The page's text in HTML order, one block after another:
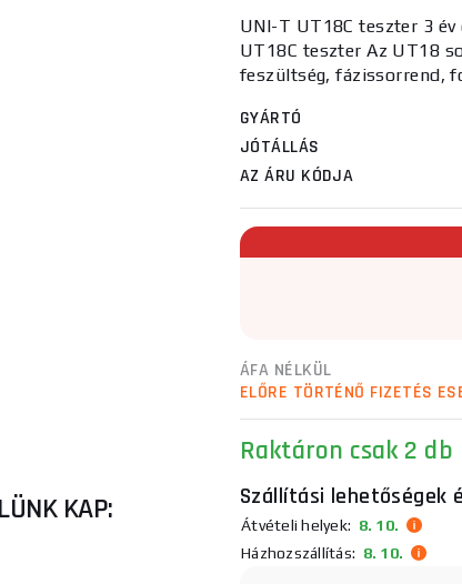
KAP:
UNI-T UT18C teszter 3
UT18C teszter Az UT18
feszültség, fázissorrend,
GYÁRTÓ
JÓTÁLLÁS
AZ ÁRU KÓDJA
ÁFA NÉLKÜL
ELŐRE TÖRTÉNŐ FIZETÉS
Raktáron csak 2 db
Szállítási lehetőségek
Átvételi helyek: 8. 10.
Házhozszállítás: 8. 10.